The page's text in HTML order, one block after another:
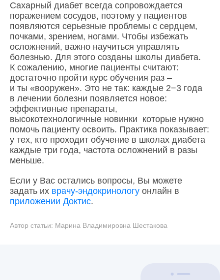
Сахарный диабет всегда сопровождается
поражением сосудов, поэтому у пациентов
появляются серьезные проблемы с сердцем,
почками, зрением, ногами. Чтобы избежать
осложнений, важно научиться управлять
болезнью. Для этого созданы школы диабета.
К сожалению, многие пациенты считают:
достаточно пройти курс обучения раз –
и ты «вооружен». Это не так: каждые 2−3 года
в лечении болезни появляется новое:
эффективные препараты,
высокотехнологичные новинки которые нужно
помочь пациенту освоить. Практика показывает:
у тех, кто проходит обучение в школах диабета
каждые три года, частота осложнений в разы
меньше.
Если у Вас остались вопросы, Вы можете
задать их врачу-эндокринологу онлайн в
приложении Доктис.
Автор статьи: Марина Владимировна Шестакова